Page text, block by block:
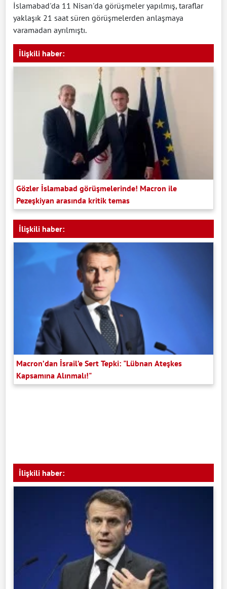
İslamabad'da 11 Nisan'da görüşmeler yapılmış, taraflar
yaklaşık 21 saat süren görüşmelerden anlaşmaya
varamadan ayrılmıştı.
İlişkili haber:
Gözler İslamabad görüşmelerinde! Macron ile
Pezeşkiyan arasında kritik temas
İlişkili haber:
Macron’dan İsrail’e Sert Tepki: "Lübnan Ateşkes
Kapsamına Alınmalı!"
İlişkili haber: